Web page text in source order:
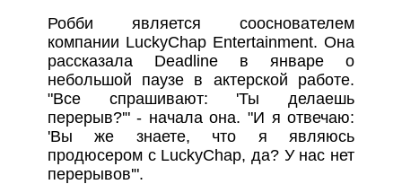
Робби является сооснователем
компании LuckyChap Entertainment. Она
рассказала Deadline в январе о
небольшой паузе в актерской работе.
"Все спрашивают: 'Ты делаешь
перерыв?'" - начала она. "И я отвечаю:
'Вы же знаете, что я являюсь
продюсером с LuckyChap, да? У нас нет
перерывов'".